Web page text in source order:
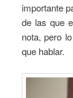
importante
de las que
nota, pero
que hablar.